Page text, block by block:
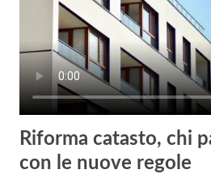
Riforma catasto, chi
con le nuove regole